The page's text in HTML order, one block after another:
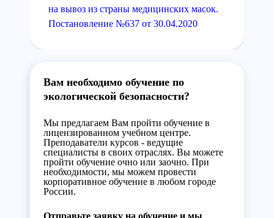
на вывоз из страны медицинских масок.
Постановление №637 от 30.04.2020
Вам необходимо обучение по
экологической безопасности?
Мы предлагаем Вам пройти обучение в
лицензированном учебном центре.
Преподаватели курсов - ведущие
специалисты в своих отраслях. Вы можете
пройти обучение очно или заочно. При
необходимости, мы можем провести
корпоративное обучение в любом городе
России.
Отправьте заявку на обучение и мы